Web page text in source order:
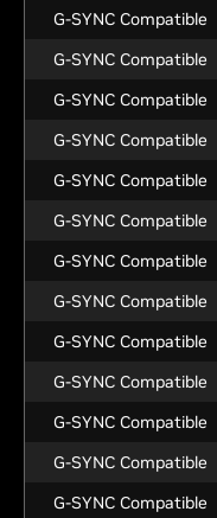
G-SYNC Compatible
G-SYNC Compatible
G-SYNC Compatible
G-SYNC Compatible
G-SYNC Compatible
G-SYNC Compatible
G-SYNC Compatible
G-SYNC Compatible
G-SYNC Compatible
G-SYNC Compatible
G-SYNC Compatible
G-SYNC Compatible
G-SYNC Compatible